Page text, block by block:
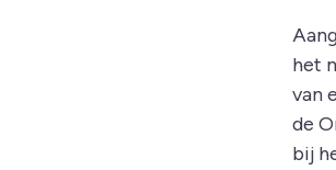
het
van
de
bij